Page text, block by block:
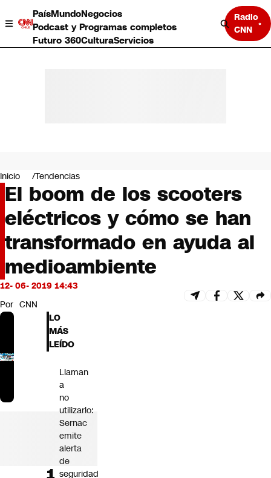
PaísMundoNegocios
Podcast y Programas completos
Futuro 360CulturaServicios
Radio
CNN
Negocios
Deportes
Programas completos
Cultura
Servicios
Bits
CNN tiempo
Futuro 360
Inicio Tendencias
El boom de los scooters
eléctricos y cómo se han
transformado en ayuda al
medioambiente
12- 06- 2019 14:43
Por CNN
LO
MÁS
LEÍDO
Llaman
a
no
utilizarlo:
Sernac
emite
alerta
de
seguridad